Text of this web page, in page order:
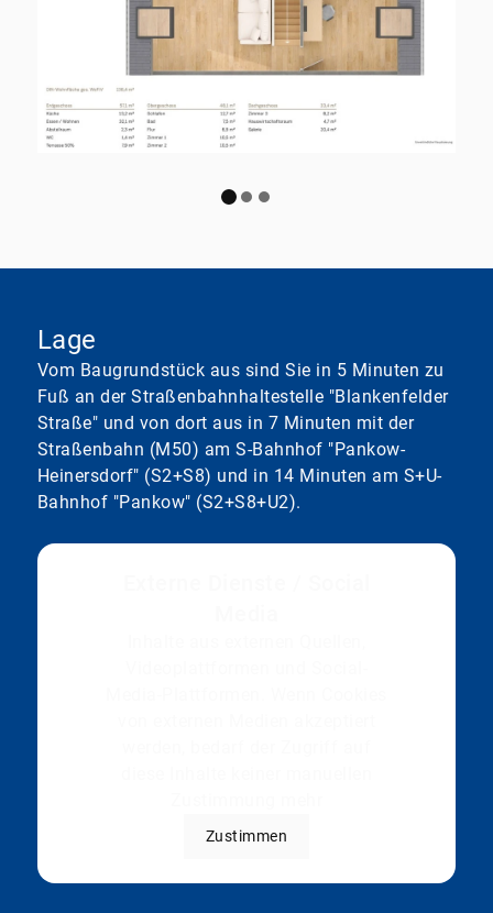
Lage
Vom Baugrundstück aus sind Sie in 5 Minuten zu
Fuß an der Straßenbahnhaltestelle "Blankenfelder
Straße" und von dort aus in 7 Minuten mit der
Straßenbahn (M50) am S-Bahnhof "Pankow-
Heinersdorf" (S2+S8) und in 14 Minuten am S+U-
Bahnhof "Pankow" (S2+S8+U2).
Zustimmen